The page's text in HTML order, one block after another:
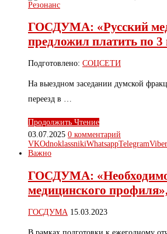
Резонанс
ГОСДУМА: «Русский
предложил платить по
Подготовлено: СОЦСЕТИ
На выездном заседании думской
переезд в …
Продолжить Чтение
03.07.2025 0 комментарий
VKOdnoklassnikiWhatsappTelegramViber
Важно
ГОСДУМА: «Необходимо
медицинского
ГОСДУМА 15.03.2023